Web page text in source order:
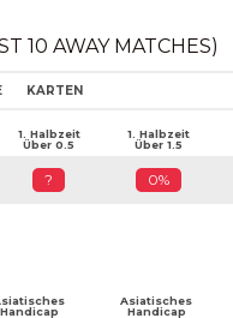
10 AWAY MATCHES)
KARTEN
1. Halbzeit
Über 0.5
1. Halbzeit
Über 1.5
? 0%
Handicap
Asiatisches
Handicap